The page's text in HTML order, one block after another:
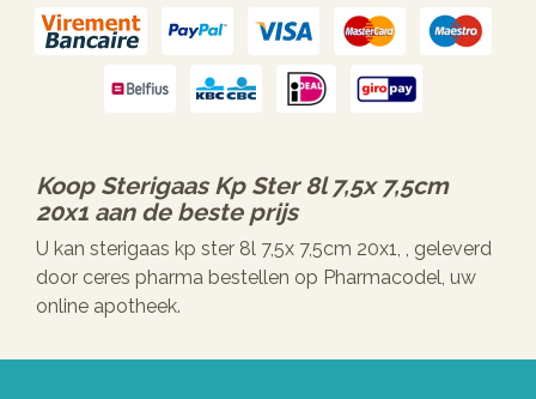
Koop Sterigaas Kp Ster 8l 7,5x 7,5cm
20x1 aan de beste prijs
U kan sterigaas kp ster 8l 7,5x 7,5cm 20x1, , geleverd
door ceres pharma bestellen op Pharmacodel, uw
online apotheek.